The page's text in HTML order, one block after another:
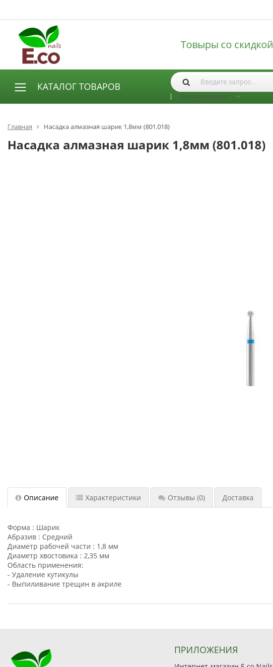
Товыры со скидкой
КАТАЛОГ ТОВАРОВ
АКСЕССУАРЫ И РАСХОДНЫЕ МАТЕРИАЛЫ
Кисти
Все категории
Главная Насадка алмазная шарик 1,8мм (801.018)
Насадка алмазная шарик 1,8мм (801.018)
Описание Характеристики Отзывы (0) Доставка
Форма : Шарик
Абразив : Средний
Диаметр рабочей части : 1,8 мм
Диаметр хвостовика : 2,35 мм
Область применения:
- Удаление кутикулы
- Выпиливание трещин в акриле
ПРИЛОЖЕНИЯ